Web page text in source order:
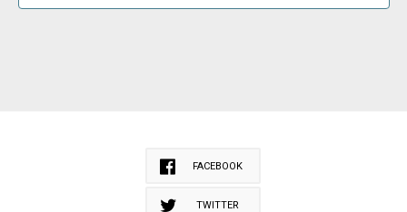
FACEBOOK
TWITTER